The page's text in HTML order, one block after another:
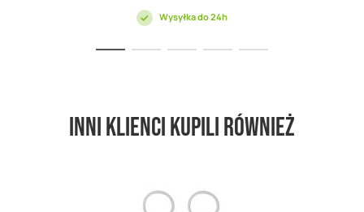
Wysyłka do 24h
Inni klienci kupili również